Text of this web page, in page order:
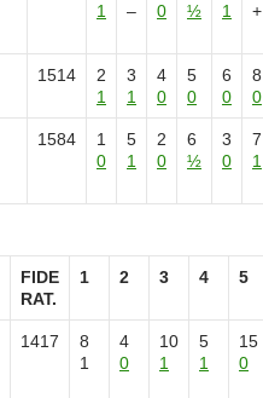
1
–
0
½
1
+
1514
2
1
3
1
4
0
5
0
6
0
8
0
1584
1
0
5
1
2
0
6
½
3
0
7
1
FIDE
RAT.
1 2 3 4 5
1417
8
1
4
0
10
1
5
1
15
0